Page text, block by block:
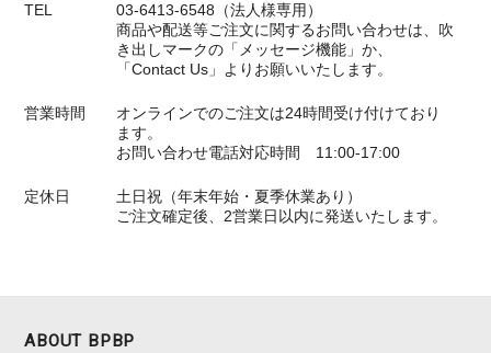
TEL
03-6413-6548（法人様専用）
商品や配送等ご注文に関するお問い合わせは、吹
き出しマークの「メッセージ機能」か、
「Contact Us」よりお願いいたします。
営業時間
オンラインでのご注文は24時間受け付けており
ます。
お問い合わせ電話対応時間 11:00-17:00
定休日
土日祝（年末年始・夏季休業あり）
ご注文確定後、2営業日以内に発送いたします。
ABOUT BPBP